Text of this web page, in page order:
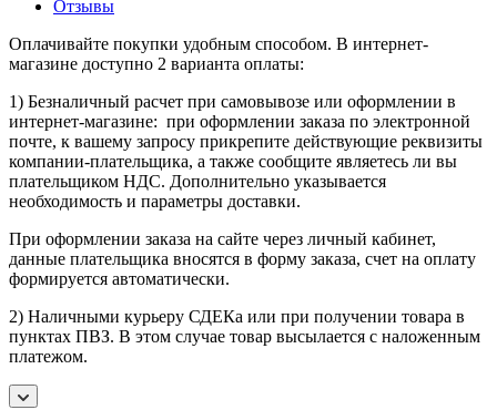
Отзывы
Оплачивайте покупки удобным способом. В интернет-
магазине доступно 2 варианта оплаты:
1) Безналичный расчет при самовывозе или оформлении в
интернет-магазине: при оформлении заказа по электронной
почте, к вашему запросу прикрепите действующие реквизиты
компании-плательщика, а также сообщите являетесь ли вы
плательщиком НДС. Дополнительно указывается
необходимость и параметры доставки.
При оформлении заказа на сайте через личный кабинет,
данные плательщика вносятся в форму заказа, счет на оплату
формируется автоматически.
2) Наличными курьеру СДЕКа или при получении товара в
пунктах ПВЗ. В этом случае товар высылается с наложенным
платежом.